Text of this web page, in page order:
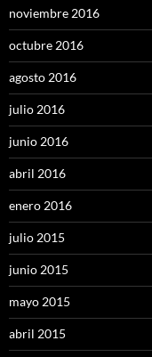
noviembre 2016
octubre 2016
agosto 2016
julio 2016
junio 2016
abril 2016
enero 2016
julio 2015
junio 2015
mayo 2015
abril 2015